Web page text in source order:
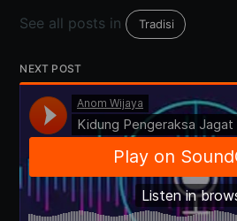
See all posts in Tradisi
NEXT POST